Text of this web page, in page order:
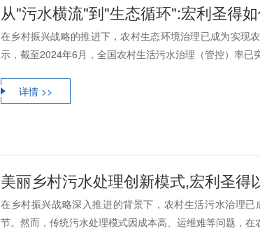
从"污水横流"到"生态循环":宏利圣得
在乡村振兴战略的推进下，农村生态环境治理已成为实现
示，截至2024年6月，全国农村生活污水治理（管控）率已
详情 >>
美丽乡村污水处理创新模式,宏利圣得
在乡村振兴战略深入推进的背景下，农村生活污水治理
节。然而，传统污水处理模式因成本高、运维难等问题，